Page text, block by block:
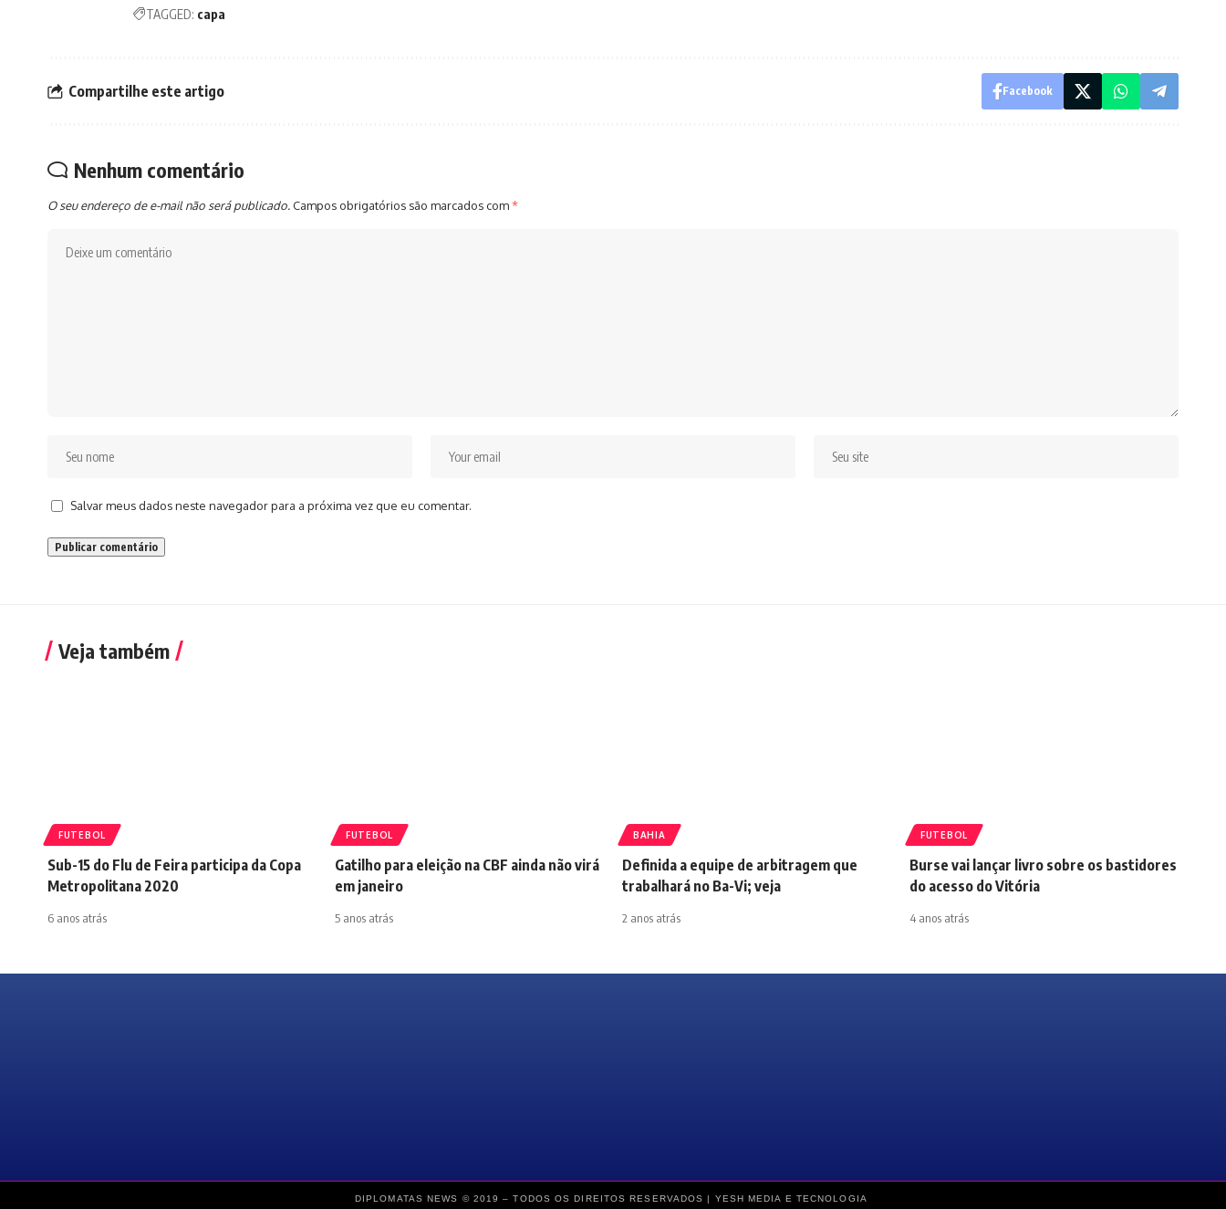
TAGGED: capa
Compartilhe este artigo Facebook
Nenhum comentário
O seu endereço de e-mail não será publicado. Campos obrigatórios são marcados com*
Salvar meus dados neste navegador para a próxima vez que eu comentar.
Veja também
FUTEBOL
Sub-15 do Flu de Feira participa da Copa
Metropolitana 2020
6 anos atrás
FUTEBOL
Gatilho para eleição na CBF ainda não virá
em janeiro
5 anos atrás
BAHIA
Definida a equipe de arbitragem que
trabalhará no Ba-Vi; veja
2 anos atrás
FUTEBOL
Burse vai lançar livro sobre os bastidores
do acesso do Vitória
4 anos atrás
DIPLOMATAS NEWS © 2019 – TODOS OS DIREITOS RESERVADOS | YESH MEDIA E TECNOLOGIA